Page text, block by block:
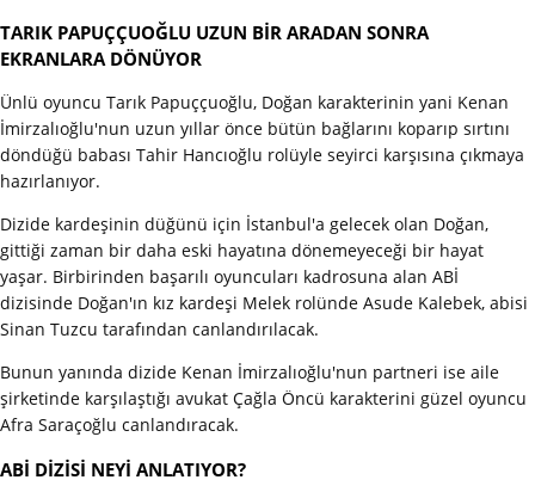
TARIK PAPUÇÇUOĞLU UZUN BİR ARADAN SONRA
EKRANLARA DÖNÜYOR
Ünlü oyuncu Tarık Papuççuoğlu, Doğan karakterinin yani Kenan
İmirzalıoğlu'nun uzun yıllar önce bütün bağlarını koparıp sırtını
döndüğü babası Tahir Hancıoğlu rolüyle seyirci karşısına çıkmaya
hazırlanıyor.
Dizide kardeşinin düğünü için İstanbul'a gelecek olan Doğan,
gittiği zaman bir daha eski hayatına dönemeyeceği bir hayat
yaşar. Birbirinden başarılı oyuncuları kadrosuna alan ABİ
dizisinde Doğan'ın kız kardeşi Melek rolünde Asude Kalebek, abisi
Sinan Tuzcu tarafından canlandırılacak.
Bunun yanında dizide Kenan İmirzalıoğlu'nun partneri ise aile
şirketinde karşılaştığı avukat Çağla Öncü karakterini güzel oyuncu
Afra Saraçoğlu canlandıracak.
ABİ DİZİSİ NEYİ ANLATIYOR?